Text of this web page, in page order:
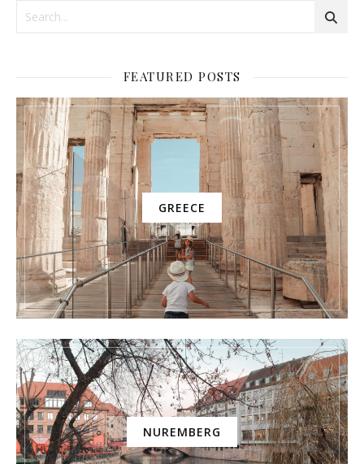
FEATURED POSTS
GREECE
NUREMBERG